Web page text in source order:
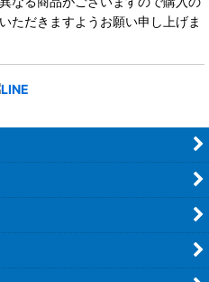
ただきますようお願い申し上げま